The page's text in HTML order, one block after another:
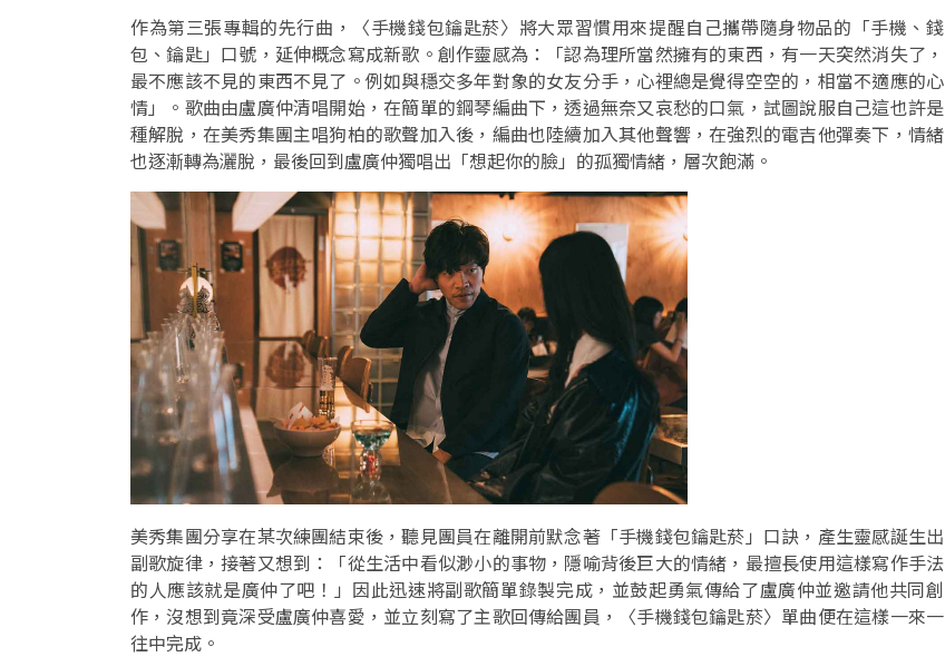
作為第三張專輯的先行曲，〈手機錢包鑰匙菸〉將大眾習慣用來提醒自己攜帶隨身物品的「手機、錢
包、鑰匙」口號，延伸概念寫成新歌。創作靈感為：「認為理所當然擁有的東西，有一天突然消失了，
最不應該不見的東西不見了。例如與穩交多年對象的女友分手，心裡總是覺得空空的，相當不適應的心
情」。歌曲由盧廣仲清唱開始，在簡單的鋼琴編曲下，透過無奈又哀愁的口氣，試圖說服自己這也許是
種解脫，在美秀集團主唱狗柏的歌聲加入後，編曲也陸續加入其他聲響，在強烈的電吉他彈奏下，情緒
也逐漸轉為灑脫，最後回到盧廣仲獨唱出「想起你的臉」的孤獨情緒，層次飽滿。
美秀集團分享在某次練團結束後，聽見團員在離開前默念著「手機錢包鑰匙菸」口訣，產生靈感誕生出
副歌旋律，接著又想到：「從生活中看似渺小的事物，隱喻背後巨大的情緒，最擅長使用這樣寫作手法
的人應該就是廣仲了吧！」因此迅速將副歌簡單錄製完成，並鼓起勇氣傳給了盧廣仲並邀請他共同創
作，沒想到竟深受盧廣仲喜愛，並立刻寫了主歌回傳給團員，〈手機錢包鑰匙菸〉單曲便在這樣一來一
往中完成。